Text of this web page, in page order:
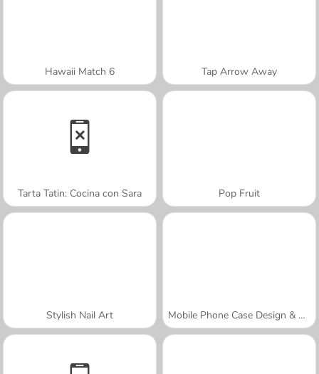
Hawaii Match 6 Tap Arrow Away
Tarta Tatin: Cocina con Sara Pop Fruit
Stylish Nail Art Mobile Phone Case Design & DIY